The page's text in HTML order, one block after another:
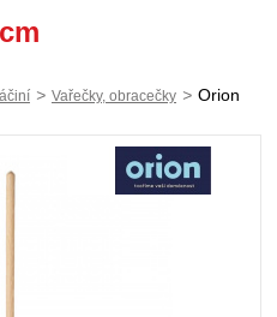
> Vařečky, obracečky > Orion